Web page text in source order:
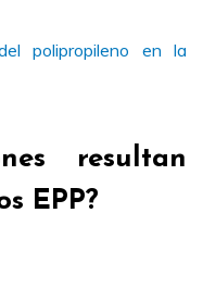
polipropileno en la
resultan
EPP?